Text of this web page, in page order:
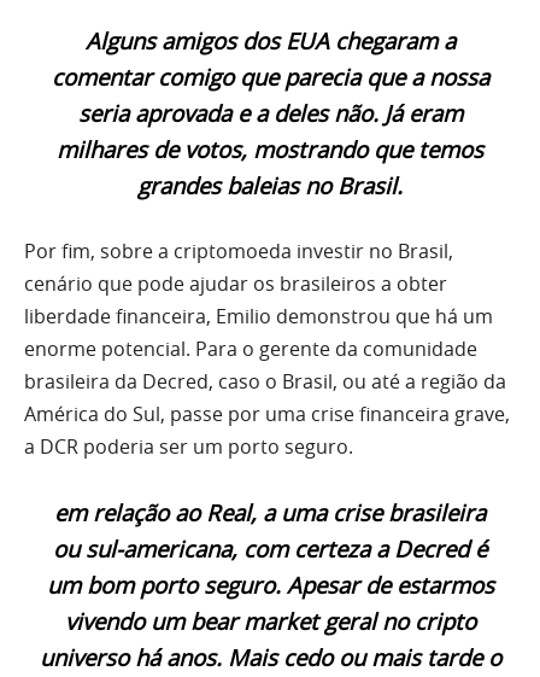
Alguns amigos dos EUA chegaram a
comentar comigo que parecia que a nossa
seria aprovada e a deles não. Já eram
milhares de votos, mostrando que temos
grandes baleias no Brasil.
Por fim, sobre a criptomoeda investir no Brasil,
cenário que pode ajudar os brasileiros a obter
liberdade financeira, Emilio demonstrou que há um
enorme potencial. Para o gerente da comunidade
brasileira da Decred, caso o Brasil, ou até a região da
América do Sul, passe por uma crise financeira grave,
a DCR poderia ser um porto seguro.
em relação ao Real, a uma crise brasileira
ou sul-americana, com certeza a Decred é
um bom porto seguro. Apesar de estarmos
vivendo um bear market geral no cripto
universo há anos. Mais cedo ou mais tarde o